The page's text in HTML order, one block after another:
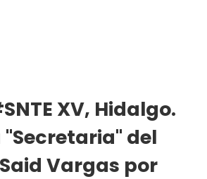
XV, Hidalgo.
"Secretaria" del
Vargas por